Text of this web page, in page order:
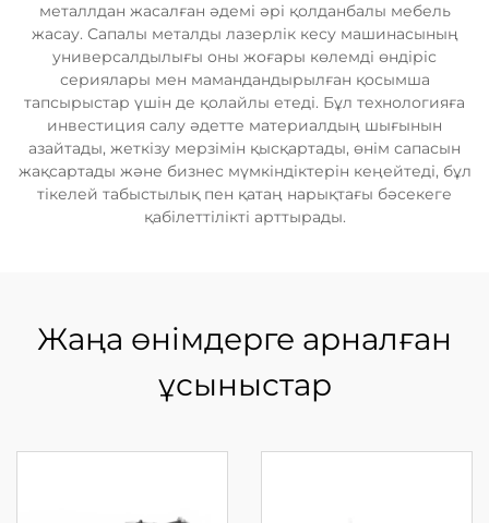
металлдан жасалған әдемі әрі қолданбалы мебель
жасау. Сапалы металды лазерлік кесу машинасының
универсалдылығы оны жоғары көлемді өндіріс
сериялары мен мамандандырылған қосымша
тапсырыстар үшін де қолайлы етеді. Бұл технологияға
инвестиция салу әдетте материалдың шығынын
азайтады, жеткізу мерзімін қысқартады, өнім сапасын
жақсартады және бизнес мүмкіндіктерін кеңейтеді, бұл
тікелей табыстылық пен қатаң нарықтағы бәсекеге
қабілеттілікті арттырады.
Жаңа өнімдерге арналған
ұсыныстар